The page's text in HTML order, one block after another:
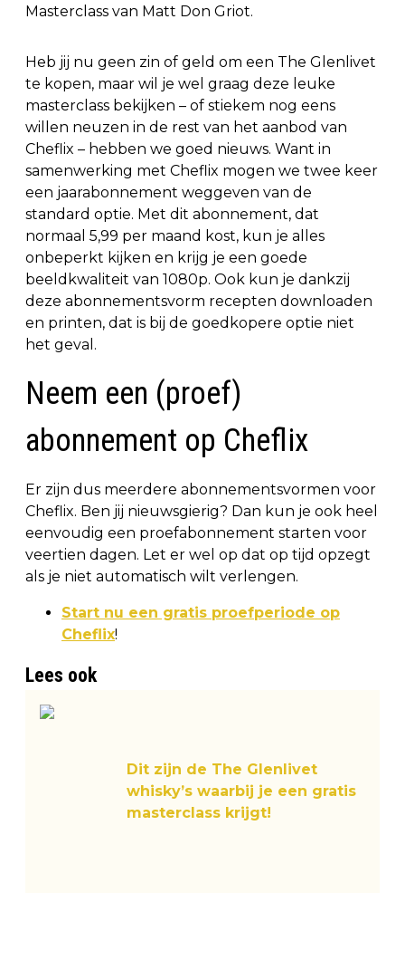
Masterclass van Matt Don Griot.
Heb jij nu geen zin of geld om een The Glenlivet
te kopen, maar wil je wel graag deze leuke
masterclass bekijken – of stiekem nog eens
willen neuzen in de rest van het aanbod van
Cheflix – hebben we goed nieuws. Want in
samenwerking met Cheflix mogen we twee keer
een jaarabonnement weggeven van de
standard optie. Met dit abonnement, dat
normaal 5,99 per maand kost, kun je alles
onbeperkt kijken en krijg je een goede
beeldkwaliteit van 1080p. Ook kun je dankzij
deze abonnementsvorm recepten downloaden
en printen, dat is bij de goedkopere optie niet
het geval.
Neem een (proef)
abonnement op Cheflix
Er zijn dus meerdere abonnementsvormen voor
Cheflix. Ben jij nieuwsgierig? Dan kun je ook heel
eenvoudig een proefabonnement starten voor
veertien dagen. Let er wel op dat op tijd opzegt
als je niet automatisch wilt verlengen.
Start nu een gratis proefperiode op
Cheflix!
Lees ook
Dit zijn de The Glenlivet
whisky’s waarbij je een gratis
masterclass krijgt!